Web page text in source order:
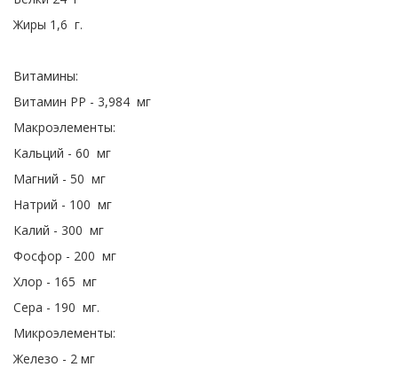
Жиры 1,6 г.
Витамины:
Витамин PP - 3,984 мг
Макроэлементы:
Кальций - 60 мг
Магний - 50 мг
Натрий - 100 мг
Калий - 300 мг
Фосфор - 200 мг
Хлор - 165 мг
Сера - 190 мг.
Микроэлементы:
Железо - 2 мг